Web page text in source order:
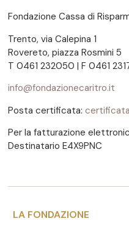
Fondazione Cassa di
Trento, via Calepina 1
Rovereto, piazza Rosmini 5
T 0461 232050 | F 0461
info@fondazionecaritro.it
Posta certificata:
Per la fatturazione
Destinatario E4X9PNC
LA FONDAZIONE